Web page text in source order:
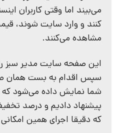
می‌بیند اما وقتی کاربران
کنند و وارد سایت شوند،
مشاهده می‌کنند.
این صفحه سایت مدیر سبز را
سپس اقدام به بست همان
شما نمایش داده می‌شود
پیشنهاد دادیم و درصد
که دقیقا اجرای همین